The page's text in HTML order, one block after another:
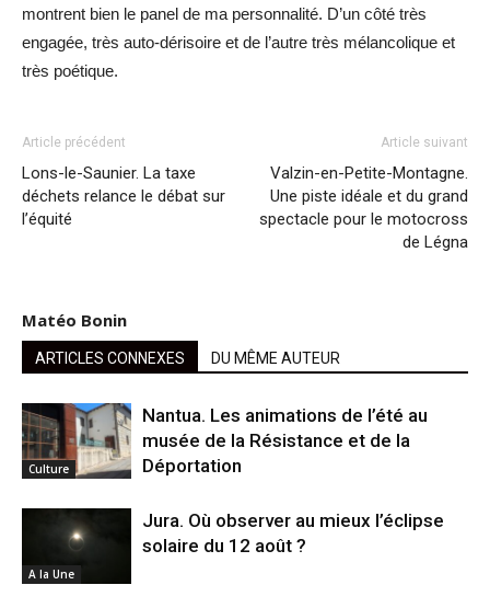
montrent bien le panel de ma personnalité. D’un côté très
engagée, très auto-dérisoire et de l’autre très mélancolique et
très poétique.
Article précédent
Lons-le-Saunier. La taxe
déchets relance le débat sur
l’équité
Article suivant
Valzin-en-Petite-Montagne.
Une piste idéale et du grand
spectacle pour le motocross
de Légna
Matéo Bonin
ARTICLES CONNEXES DU MÊME AUTEUR
Culture
Nantua. Les animations de l’été au
musée de la Résistance et de la
Déportation
A la Une
Jura. Où observer au mieux l’éclipse
solaire du 12 août ?